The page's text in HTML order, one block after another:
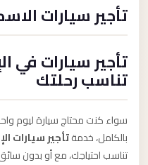
تأجير سيارات
تأجير سيارات في
تناسب رحلتك
سواء كنت محتاج سيارة ليوم
بالكامل، خدمةتأجير سيارات
تناسب احتياجك، مع أو بدون سائق.